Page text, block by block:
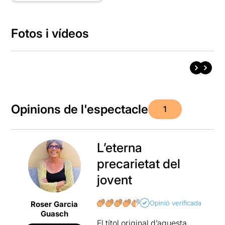
Fotos i vídeos
Opinions de l'espectacle 1
Roser Garcia
Guasch
L’eterna
precarietat del
jovent
Opinió verificada
El títol original d’aquesta